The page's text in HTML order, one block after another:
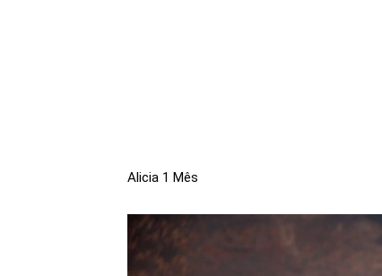
Alicia 1 Mês